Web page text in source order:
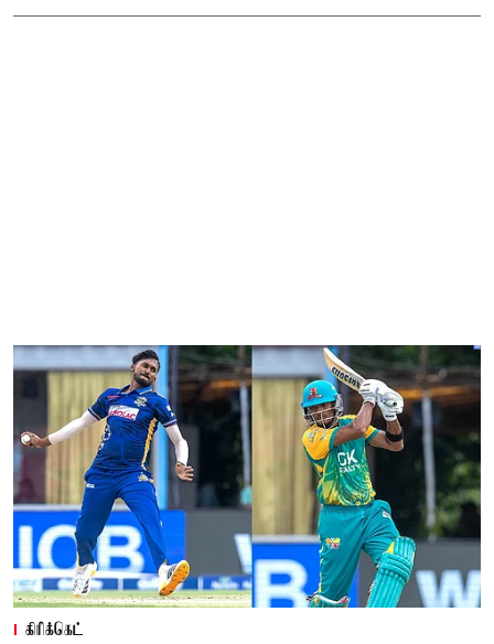
கிரிக்கெட்